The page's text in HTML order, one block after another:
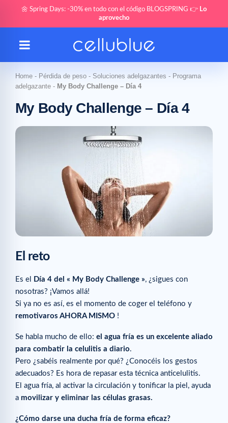
🌼 Spring Days: -30% en todo con el código BLOGSPRING 👉 Lo
aprovecho
Home - Pérdida de peso - Soluciones adelgazantes - Programa
adelgazante - My Body Challenge – Día 4
My Body Challenge – Día 4
El reto
Es el Día 4 del « My Body Challenge », ¿sigues con
nosotras? ¡Vamos allá!
Si ya no es así, es el momento de coger el teléfono y
remotivaros AHORA MISMO !
Se habla mucho de ello: el agua fría es un excelente aliado
para combatir la celulitis a diario.
Pero ¿sabéis realmente por qué? ¿Conocéis los gestos
adecuados? Es hora de repasar esta técnica anticelulitis.
El agua fría, al activar la circulación y tonificar la piel, ayuda
a movilizar y eliminar las células grasas.
¿Cómo darse una ducha fría de forma eficaz?